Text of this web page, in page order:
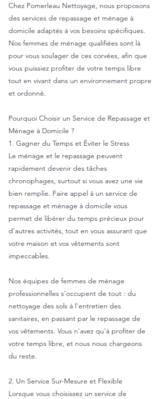
Chez Pomerleau Nettoyage, nous proposons
des services de repassage et ménage à
domicile adaptés à vos besoins spécifiques.
Nos femmes de ménage qualifiées sont là
pour vous soulager de ces corvées, afin que
vous puissiez profiter de votre temps libre
tout en vivant dans un environnement propre
et ordonné.
Pourquoi Choisir un Service de Repassage et
Ménage à Domicile ?
1. Gagner du Temps et Éviter le Stress
Le ménage et le repassage peuvent
rapidement devenir des tâches
chronophages, surtout si vous avez une vie
bien remplie. Faire appel à un service de
repassage et ménage à domicile vous
permet de libérer du temps précieux pour
d’autres activités, tout en vous assurant que
votre maison et vos vêtements sont
impeccables.
Nos équipes de femmes de ménage
professionnelles s’occupent de tout : du
nettoyage des sols à l'entretien des
sanitaires, en passant par le repassage de
vos vêtements. Vous n'avez qu'à profiter de
votre temps libre, et nous nous chargeons
du reste.
2. Un Service Sur-Mesure et Flexible
Lorsque vous choisissez un service de